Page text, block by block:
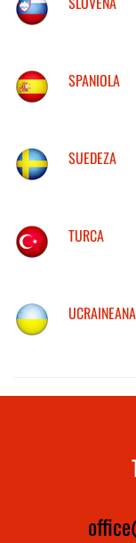
SPANIOLA
SUEDEZA
TURCA
UCRAINEANA